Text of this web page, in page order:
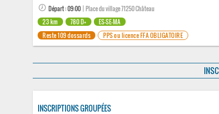
Départ : 09:00 | Place du village 71250 Château
23 km
780 D+
ES-SE-MA
Reste 109 dossards
PPS ou licence FFA OBLIGATOIRE
INSCRIPTIONS GROUPÉES